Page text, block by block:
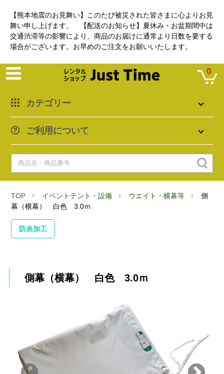
【熊本地震のお見舞い】このたび被災された皆さまに心よりお見
舞い申し上げます。 【配送のお知らせ】夏休み・お盆期間中は
交通渋滞等の影響により、商品のお届けに通常より日数を要する
場合がございます。お早めのご注文をお願いいたします。
カテゴリー
ご利用について
0
TOP イベントテント・設備 ウエイト・横幕等
側
幕（横幕） 白色 3.0ｍ
防炎加工
側幕（横幕） 白色 3.0ｍ